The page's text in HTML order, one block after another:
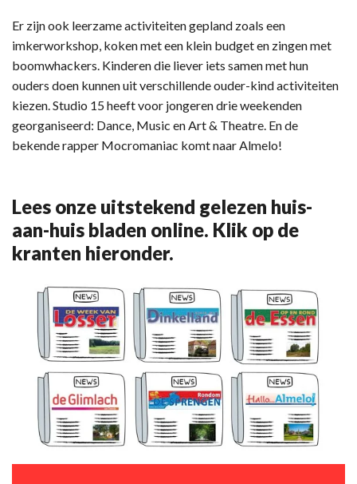
Er zijn ook leerzame activiteiten gepland zoals een
imkerworkshop, koken met een klein budget en zingen met
boomwhackers. Kinderen die liever iets samen met hun
ouders doen kunnen uit verschillende ouder-kind activiteiten
kiezen. Studio 15 heeft voor jongeren drie weekenden
georganiseerd: Dance, Music en Art & Theatre. En de
bekende rapper Mocromaniac komt naar Almelo!
Lees onze uitstekend gelezen huis-
aan-huis bladen online. Klik op de
kranten hieronder.